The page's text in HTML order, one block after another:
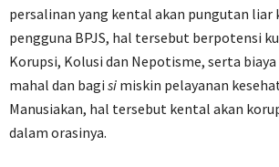
persalinan yang kental akan pungutan liar
pengguna BPJS, hal tersebut berpotensi
Korupsi, Kolusi dan Nepotisme, serta
mahal dan bagi si miskin pelayanan
Manusiakan, hal tersebut kental akan
dalam orasinya.